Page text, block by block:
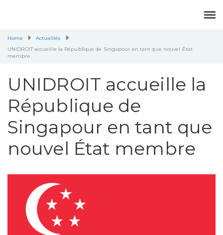
Home
Actualités
UNIDROIT accueille la République de Singapour en tant que nouvel État
membre
UNIDROIT accueille la
République de
Singapour en tant que
nouvel État membre